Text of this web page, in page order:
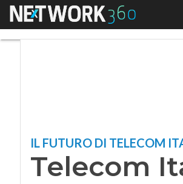
Menu
IL FUTURO DI TELECOM
Telecom